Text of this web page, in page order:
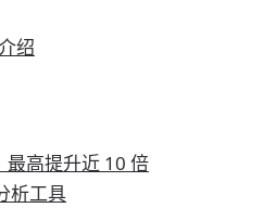
绍
最高提升近 10 倍
析工具